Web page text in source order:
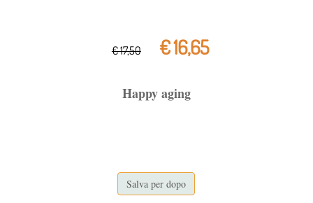
€ 17,50 € 16,65
Happy aging
Salva per dopo